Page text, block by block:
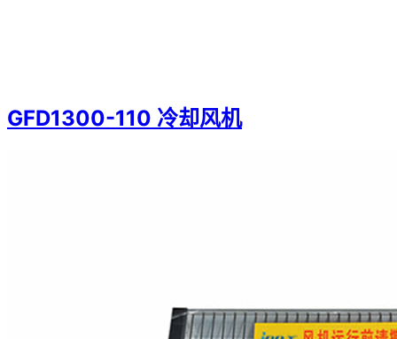
GFD1300-110 冷却风机